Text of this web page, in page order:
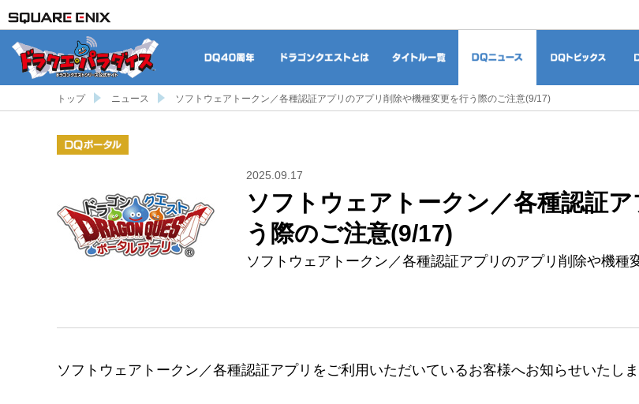
トップ ニュース ソフトウェアトークン／各種認証アプリのアプリ削除や機種変更を行う際のご注意(9/17)
2025.09.17
ソフトウェアトークン／各種認証
う際のご注意(9/17)
ソフトウェアトークン／各種認証アプリのアプリ削除や機種
ソフトウェアトークン／各種認証アプリをご利用いただいているお客様へお知らせいたしま